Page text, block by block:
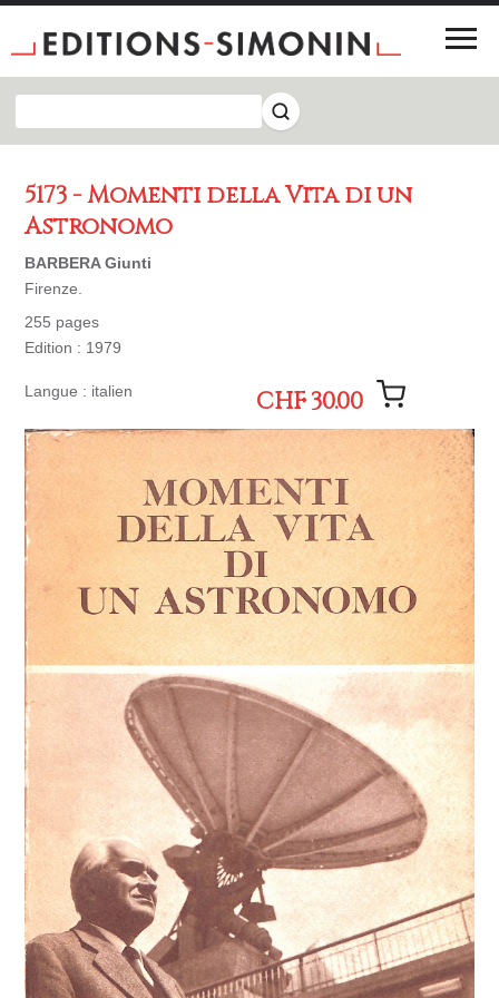
5173 - Momenti della Vita di un
Astronomo
BARBERA Giunti
Firenze.
255 pages
Edition : 1979
Langue : italien CHF 30.00